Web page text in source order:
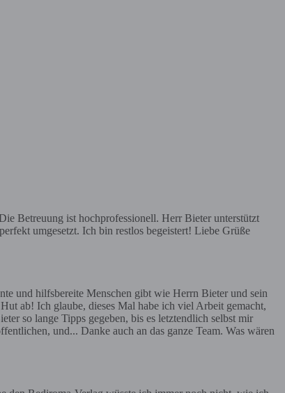
Betreuung ist hochprofessionell. Herr Bieter unterstützt
umgesetzt. Ich bin restlos begeistert! Liebe Grüße
und hilfsbereite Menschen gibt wie Herrn Bieter und sein
ab! Ich glaube, dieses Mal habe ich viel Arbeit gemacht,
so lange Tipps gegeben, bis es letztendlich selbst mir
und... Danke auch an das ganze Team. Was wären